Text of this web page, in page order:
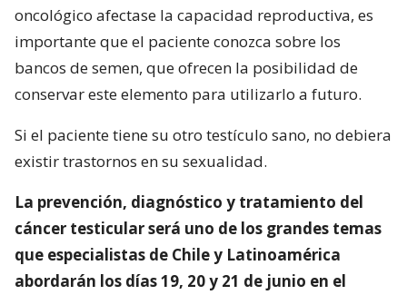
oncológico afectase la capacidad reproductiva, es
importante que el paciente conozca sobre los
bancos de semen, que ofrecen la posibilidad de
conservar este elemento para utilizarlo a futuro.
Si el paciente tiene su otro testículo sano, no debiera
existir trastornos en su sexualidad.
La prevención, diagnóstico y tratamiento del
cáncer testicular será uno de los grandes temas
que especialistas de Chile y Latinoamérica
abordarán los días 19, 20 y 21 de junio en el